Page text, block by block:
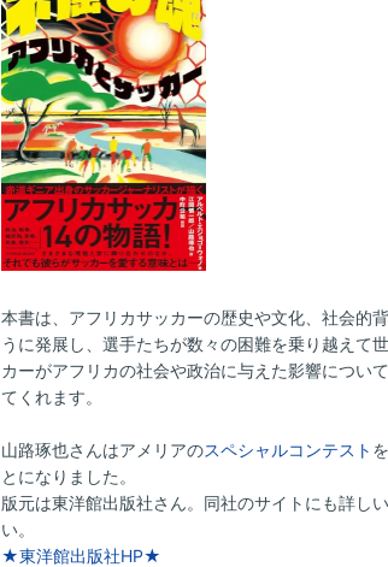
本書は、アフリカサッカーの歴史や文化、社会的
うに発展し、選手たちが数々の困難を乗り越えて
カーがアフリカの社会や政治に与えた影響につい
てくれます。
山路琢也さんはアメリアのスペシャルコンテスト
とになりました。
版元は東洋館出版社さん。同社のサイトにも詳し
い。
★東洋館出版社HP★